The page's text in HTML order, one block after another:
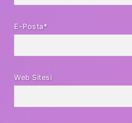
E-Posta*
Web Sitesi